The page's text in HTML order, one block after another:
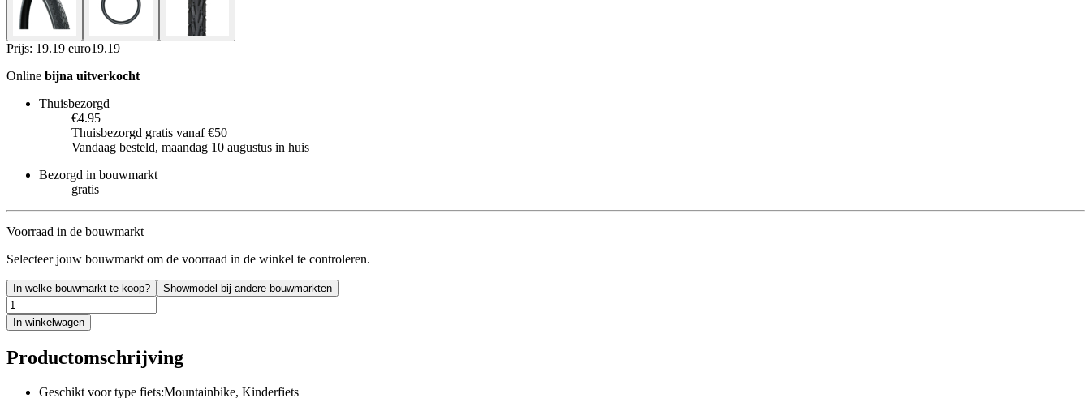
Prijs: 19.19 euro19.19
Online bijna uitverkocht
Thuisbezorgd
€4.95
Thuisbezorgd gratis vanaf €50
Vandaag besteld, maandag 10 augustus in huis
Bezorgd in bouwmarkt
gratis
Voorraad in de bouwmarkt
Selecteer jouw bouwmarkt om de voorraad in de winkel te controleren.
In welke bouwmarkt te koop? Showmodel bij andere bouwmarkten
In winkelwagen
Productomschrijving
Geschikt voor type fiets:Mountainbike, Kinderfiets